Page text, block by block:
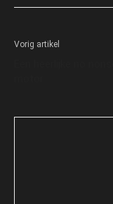
Vorig artikel